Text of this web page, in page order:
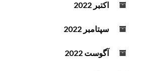
اکتبر 2022
سپتامبر 2022
آگوست 2022